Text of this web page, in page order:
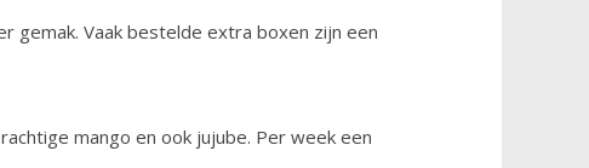
gemak. Vaak bestelde extra boxen zijn een
mango en ook jujube. Per week een